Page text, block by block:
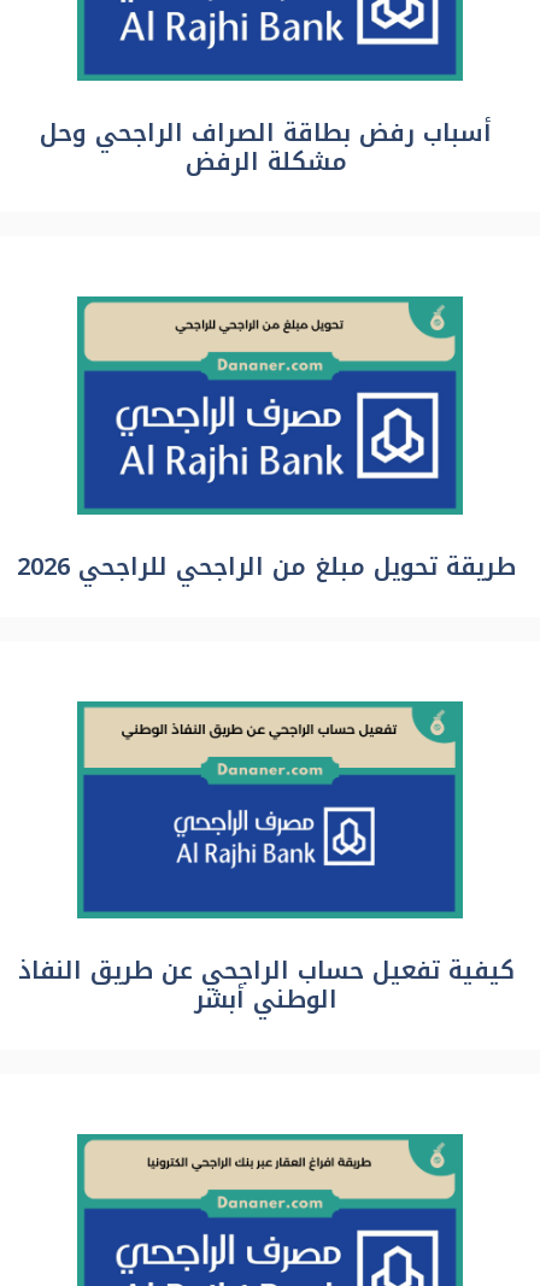
أسباب رفض بطاقة الصراف الراجحي وحل
مشكلة الرفض
طريقة تحويل مبلغ من الراجحي للراجحي 2026
كيفية تفعيل حساب الراجحي عن طريق النفاذ
الوطني أبشر